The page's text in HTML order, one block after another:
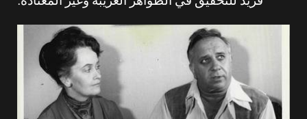
فريد للتحقيق في الظواهر الغريبة وغير المعتادة.